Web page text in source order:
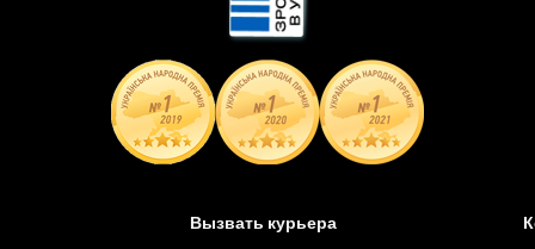
Вызвать курьера